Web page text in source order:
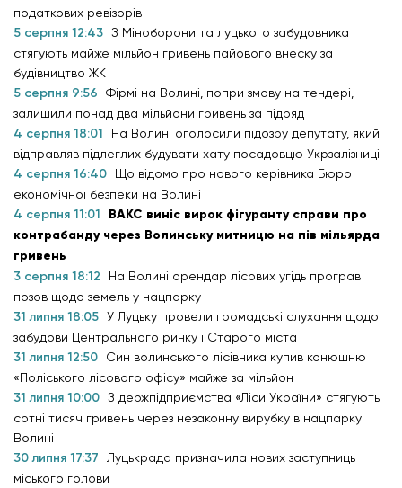
податкових ревізорів
5 серпня 12:43 З Міноборони та луцького забудовника
стягують майже мільйон гривень пайового внеску за
будівництво ЖК
5 серпня 9:56
Фірмі на Волині, попри змову на тендері,
залишили понад два мільйони гривень за підряд
4 серпня 18:01
На Волині оголосили підозру депутату, який
відправляв підлеглих будувати хату посадовцю Укрзалізниці
4 серпня 16:40
Що відомо про нового керівника Бюро
економічної безпеки на Волині
4 серпня 11:01
ВАКС виніс вирок фігуранту справи про
контрабанду через Волинську митницю на пів мільярда
гривень
3 серпня 18:12
На Волині орендар лісових угідь програв
позов щодо земель у нацпарку
31 липня 18:05 У Луцьку провели громадські слухання щодо
забудови Центрального ринку і Старого міста
31 липня 12:50
Син волинського лісівника купив конюшню
«Поліського лісового офісу» майже за мільйон
31 липня 10:00 З держпідприємства «Ліси України» стягують
сотні тисяч гривень через незаконну вирубку в нацпарку
Волині
30 липня 17:37
Луцькрада призначила нових заступниць
міського голови